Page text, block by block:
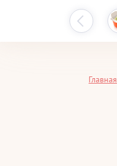
Главная